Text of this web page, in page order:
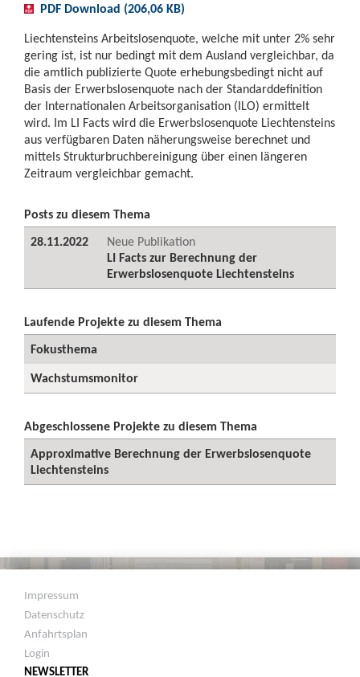
PDF Download (206,06 KB)
Liechtensteins Arbeitslosenquote, welche mit unter 2% sehr
gering ist, ist nur bedingt mit dem Ausland vergleichbar, da
die amtlich publizierte Quote erhebungsbedingt nicht auf
Basis der Erwerbslosenquote nach der Standarddefinition
der Internationalen Arbeitsorganisation (ILO) ermittelt
wird. Im LI Facts wird die Erwerbslosenquote Liechtensteins
aus verfügbaren Daten näherungsweise berechnet und
mittels Strukturbruchbereinigung über einen längeren
Zeitraum vergleichbar gemacht.
Posts zu diesem Thema
28.11.2022
Neue Publikation
LI Facts zur Berechnung der
Erwerbslosenquote Liechtensteins
Laufende Projekte zu diesem Thema
Fokusthema
Wachstumsmonitor
Abgeschlossene Projekte zu diesem Thema
Approximative Berechnung der Erwerbslosenquote
Liechtensteins
Impressum
Datenschutz
Anfahrtsplan
Login
NEWSLETTER